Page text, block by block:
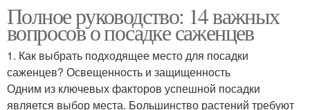
Полное руководство: 14 важных
вопросов о посадке саженцев
1. Как выбрать подходящее место для посадки
саженцев? Освещенность и защищенность
Одним из ключевых факторов успешной посадки
является выбор места. Большинство растений требуют